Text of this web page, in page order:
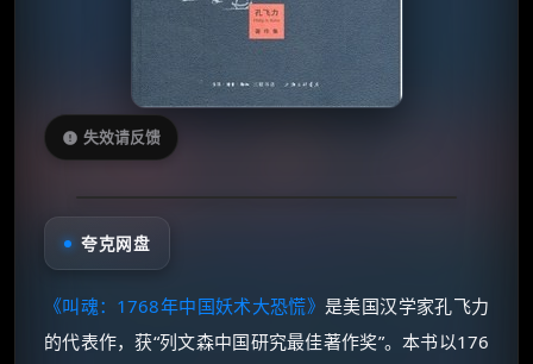
失效请反馈
夸克网盘
《叫魂：1768年中国妖术大恐慌》是美国汉学家孔飞力
的代表作，获“列文森中国研究最佳著作奖”。本书以176